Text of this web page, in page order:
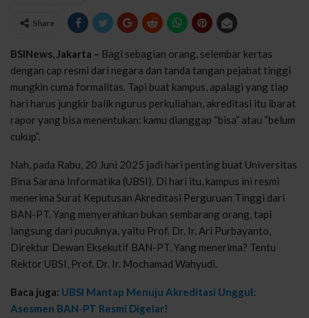
Share
BSINews, Jakarta – Bagi sebagian orang, selembar kertas
dengan cap resmi dari negara dan tanda tangan pejabat tinggi
mungkin cuma formalitas. Tapi buat kampus, apalagi yang tiap
hari harus jungkir balik ngurus perkuliahan, akreditasi itu ibarat
rapor yang bisa menentukan: kamu dianggap “bisa” atau “belum
cukup”.
Nah, pada Rabu, 20 Juni 2025 jadi hari penting buat Universitas
Bina Sarana Informatika (UBSI). Di hari itu, kampus ini resmi
menerima Surat Keputusan Akreditasi Perguruan Tinggi dari
BAN-PT. Yang menyerahkan bukan sembarang orang, tapi
langsung dari pucuknya, yaitu Prof. Dr. Ir. Ari Purbayanto,
Direktur Dewan Eksekutif BAN-PT. Yang menerima? Tentu
Rektor UBSI, Prof. Dr. Ir. Mochamad Wahyudi.
Baca juga: UBSI Mantap Menuju Akreditasi Unggul:
Asesmen BAN-PT Resmi Digelar!